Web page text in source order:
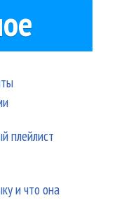
плейлист
и что она